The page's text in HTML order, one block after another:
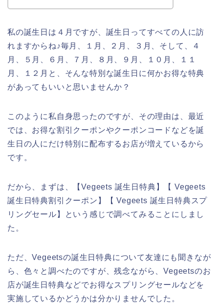
私の誕生日は４月ですが、誕生日ってすべての人に訪
れますからね♪毎月、１月、２月、３月、そして、４
月、５月、６月、７月、８月、９月、１０月、１１
月、１２月と、そんな特別な誕生日に何かお得な特典
があってもいいと思いませんか？
このように私自身思ったのですが、その理由は、最近
では、お得な割引クーポンやクーポンコードなどを誕
生日の人にだけ特別に配布するお店が増えているから
です。
だから、まずは、【Vegeets 誕生日特典】【 Vegeets
誕生日特典割引クーポン】【 Vegeets 誕生日特典スプ
リングセール】という感じで調べてみることにしまし
た。
ただ、Vegeetsの誕生日特典について友達にも聞きなが
ら、色々と調べたのですが、残念ながら、Vegeetsのお
店が誕生日特典などでお得なスプリングセールなどを
実施しているかどうかは分かりませんでした。